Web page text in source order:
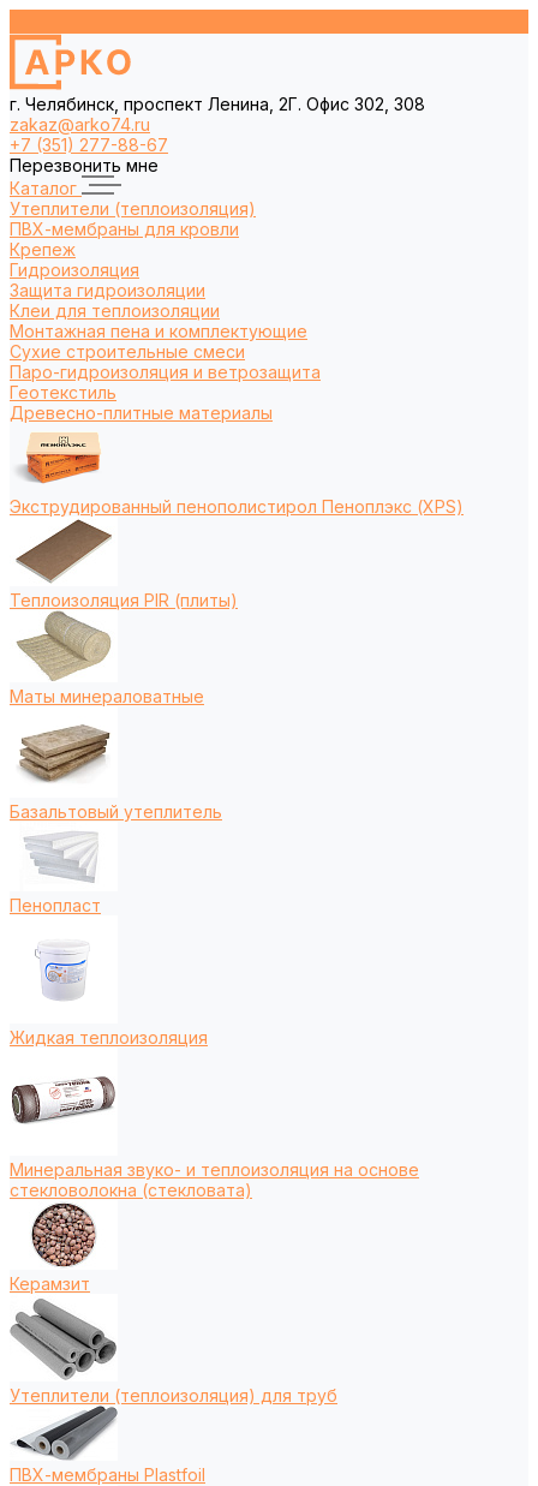
г. Челябинск, проспект Ленина, 2Г. Офис 302, 308
zakaz@arko74.ru
+7 (351) 277-88-67
Перезвонить мне
Каталог
Утеплители (теплоизоляция)
ПВХ-мембраны для кровли
Крепеж
Гидроизоляция
Защита гидроизоляции
Клеи для теплоизоляции
Монтажная пена и комплектующие
Сухие строительные смеси
Паро-гидроизоляция и ветрозащита
Геотекстиль
Древесно-плитные материалы
Экструдированный пенополистирол Пеноплэкс (XPS)
Теплоизоляция PIR (плиты)
Маты минераловатные
Базальтовый утеплитель
Пенопласт
Жидкая теплоизоляция
Минеральная звуко- и теплоизоляция на основе
стекловолокна (стекловата)
Керамзит
Утеплители (теплоизоляция) для труб
ПВХ-мембраны Plastfoil